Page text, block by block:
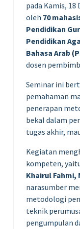
pada Kamis,
oleh 70
Pendidikan
Pendidikan
Bahasa Arab
dosen
Seminar ini
pemahaman
penerapan
bekal dalam
tugas akhir,
Kegiatan
kompeten,
Khairul Fahmi,
narasumber
metodologi
teknik
pengumpulan